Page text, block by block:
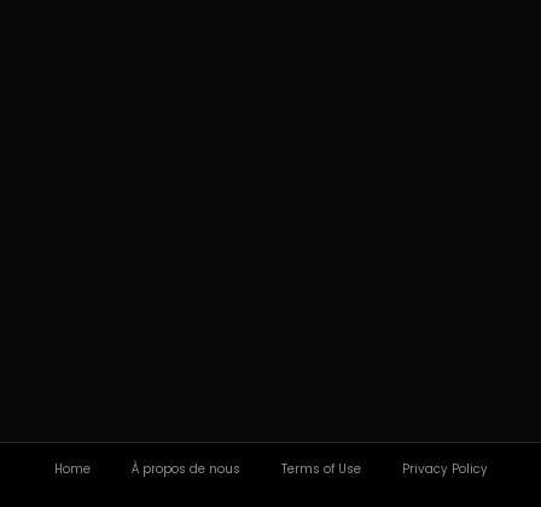
Home À propos de nous Terms of Use Privacy Policy